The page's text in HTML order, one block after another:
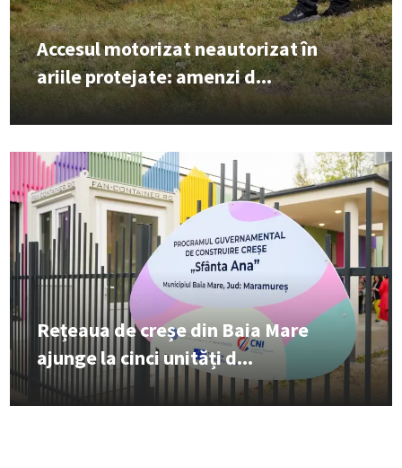
Accesul motorizat neautorizat în
ariile protejate: amenzi d...
Rețeaua de creșe din Baia Mare
ajunge la cinci unități d...